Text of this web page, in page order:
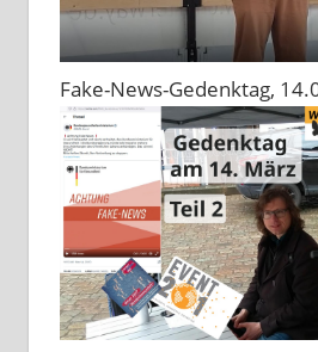
Fake-News-Gedenktag,